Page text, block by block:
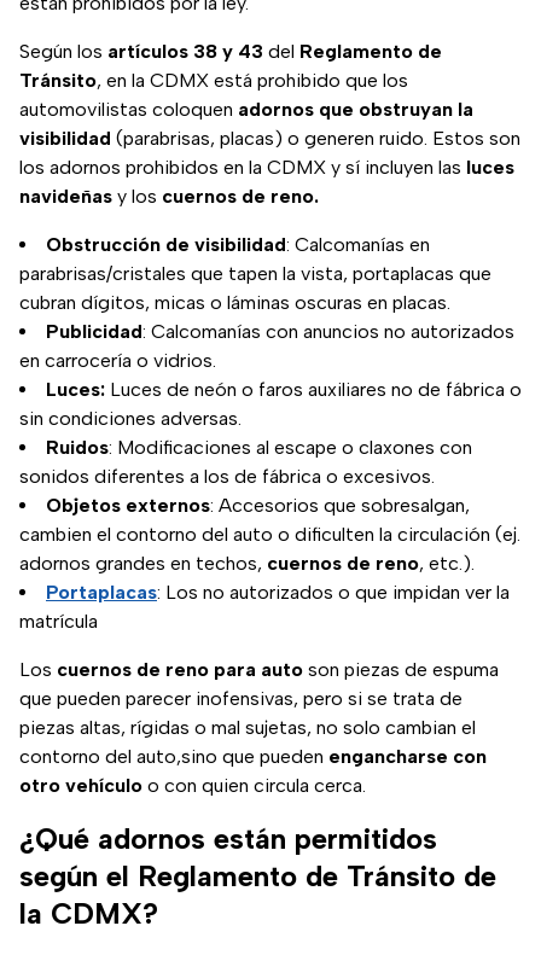
Según los artículos 38 y 43 del Reglamento de
Tránsito, en la CDMX está prohibido que los
automovilistas coloquen adornos que obstruyan la
visibilidad (parabrisas, placas) o generen ruido. Estos son
los adornos prohibidos en la CDMX y sí incluyen las luces
navideñas y los cuernos de reno.
Obstrucción de visibilidad: Calcomanías en
parabrisas/cristales que tapen la vista, portaplacas que
cubran dígitos, micas o láminas oscuras en placas.
Publicidad: Calcomanías con anuncios no autorizados
en carrocería o vidrios.
Luces: Luces de neón o faros auxiliares no de fábrica o
sin condiciones adversas.
Ruidos: Modificaciones al escape o claxones con
sonidos diferentes a los de fábrica o excesivos.
Objetos externos: Accesorios que sobresalgan,
cambien el contorno del auto o dificulten la circulación (ej.
adornos grandes en techos, cuernos de reno, etc.).
Portaplacas: Los no autorizados o que impidan ver la
matrícula
Los cuernos de reno para auto son piezas de espuma
que pueden parecer inofensivas, pero si se trata de
piezas altas, rígidas o mal sujetas, no solo cambian el
contorno del auto,sino que pueden engancharse con
otro vehículo o con quien circula cerca.
¿Qué adornos están permitidos
según el Reglamento de Tránsito de
la CDMX?